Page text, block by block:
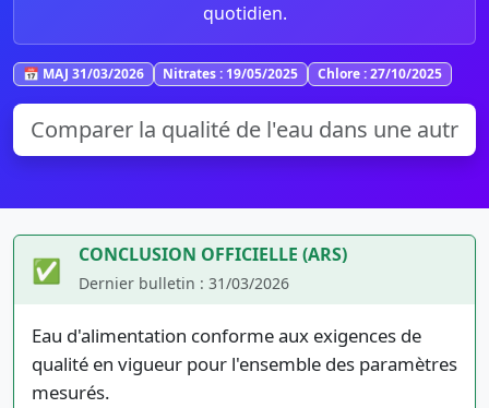
quotidien.
📅 MAJ 31/03/2026 Nitrates : 19/05/2025 Chlore : 27/10/2025
✅ CONCLUSION OFFICIELLE (ARS)
Dernier bulletin : 31/03/2026
Eau d'alimentation conforme aux exigences de
qualité en vigueur pour l'ensemble des paramètres
mesurés.